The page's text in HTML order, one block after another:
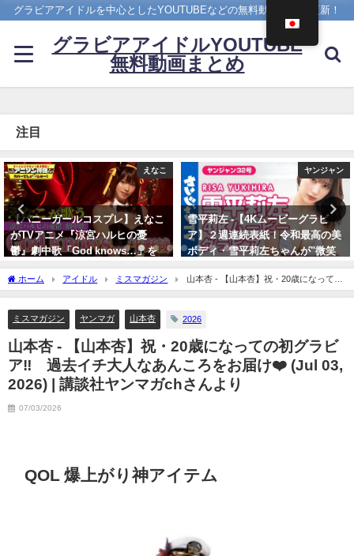
グラビアアイドルを中心としたYOUTUBEなどの無料動画を日々更新！
グラビアアイドルYOUTUBE
無料動画まとめ
注目
ヤンジャン
雪平莉左 -【4Kムービーグラビ
ア】２週連続表紙！令和最高の美
ボディ・雪平莉左ちゃんが"微笑
みの国"タイで魅せる女神の微笑
み！カラフルでビビッドな水着撮
影に最高画質で没入密着！【メイ
キング】（2023年07月06日） | ヤ
ンジャンTV【集英社ヤングジャ
ンプ公式】さんより
07/06/2023
4K UPSCALING CLUB
今田美桜【4K】（2022年09月14
日） | 4K UPSCALING CLUBさん
より
ホーム アイドル ミスマガジン
山本杏 - 【山本杏】祝・20歳になっての
初グラビア‼︎ 過去イチ大人なあんころをお届け❤️ (Jul 03, 2026) | 講談社ヤンマガchさ
ミスマガジン
ヤンマガ 山本杏 2026
山本杏 - 【山本杏】祝・20歳になっての初グラビ
ア‼︎ 過去イチ大人なあんころをお届け❤️ (Jul 03,
2026) | 講談社ヤンマガchさんより
07/03/2026
QOL 爆上がり神アイテム